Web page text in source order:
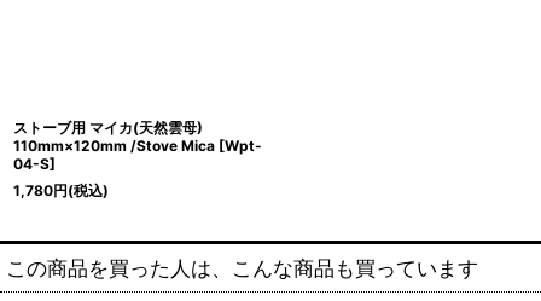
ストーブ用 マイカ(天然雲母)
110mm×120mm /Stove Mica [Wpt-
04-S]
1,780円(税込)
この商品を買った人は、こんな商品も買っています